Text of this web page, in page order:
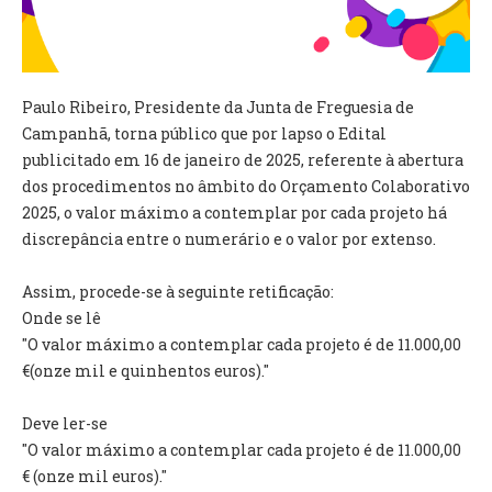
AUTARQUIA
CONSTITUIÇÃO
PRESIDENTE
EXECUTIVO E PELOUROS
ASSEMBLEIA DE FREGUESIA
GRAVAÇÕES DAS REUNIÕES PÚBLICAS DO EXECUTIVO
DOCUMENTOS
ATAS E DOCUMENTOS DA ASSEMBLEIA
REGULAMENTOS E TAXAS
PLANO E ORÇAMENTO
RELATÓRIO E CONTAS
Paulo Ribeiro, Presidente da Junta de Freguesia de
Campanhã, torna público que por lapso o Edital
publicitado em 16 de janeiro de 2025, referente à abertura
dos procedimentos no âmbito do Orçamento Colaborativo
2025, o valor máximo a contemplar por cada projeto há
discrepância entre o numerário e o valor por extenso.
Assim, procede-se à seguinte retificação:
Onde se lê
"O valor máximo a contemplar cada projeto é de 11.000,00
€(onze mil e quinhentos euros)."
Deve ler-se
"O valor máximo a contemplar cada projeto é de 11.000,00
€ (onze mil euros)."